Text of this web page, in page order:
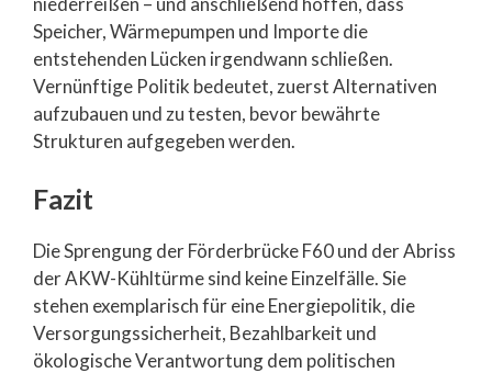
Speicher, Wärmepumpen und Importe die
entstehenden Lücken irgendwann schließen.
Vernünftige Politik bedeutet, zuerst Alternativen
aufzubauen und zu testen, bevor bewährte
Strukturen aufgegeben werden.
Fazit
Die Sprengung der Förderbrücke F60 und der Abriss
der AKW-Kühltürme sind keine Einzelfälle. Sie
stehen exemplarisch für eine Energiepolitik, die
Versorgungssicherheit, Bezahlbarkeit und
ökologische Verantwortung dem politischen